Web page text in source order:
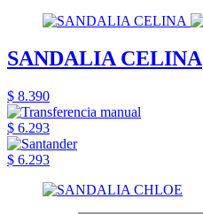
SANDALIA CELINA
$ 8.390
$ 6.293
$ 6.293